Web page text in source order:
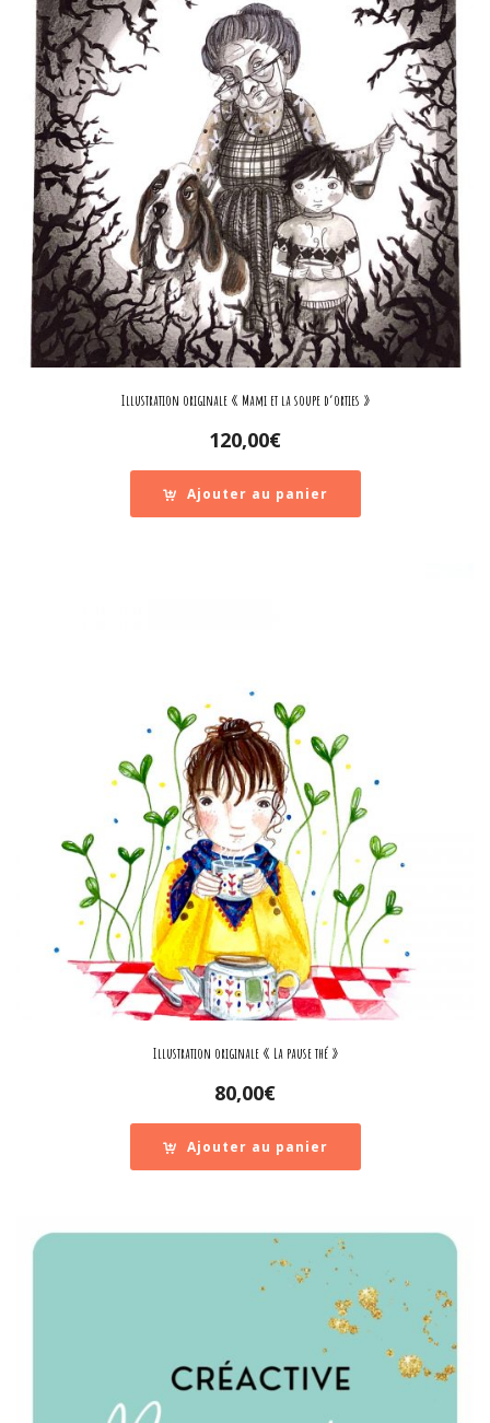
Illustration originale « Mami et la soupe d’orties »
120,00€
Ajouter au panier
Illustration originale « La pause thé »
80,00€
Ajouter au panier